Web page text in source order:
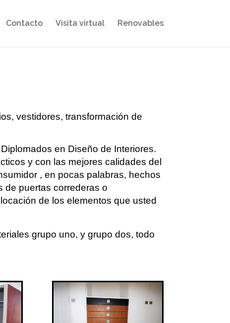
Contacto Visita virtual Renovables
vestidores, transformación de
en Diseño de Interiores.
y con las mejores calidades del
, en pocas palabras, hechos
de puertas correderas o
de los elementos que usted
grupo uno, y grupo dos, todo